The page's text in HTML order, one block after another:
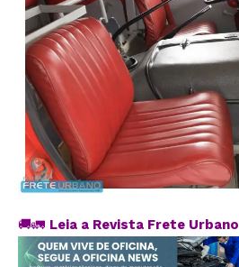
🚚🚛 Leia a Revista Frete Urbano